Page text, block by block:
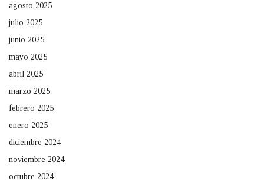
agosto 2025
julio 2025
junio 2025
mayo 2025
abril 2025
marzo 2025
febrero 2025
enero 2025
diciembre 2024
noviembre 2024
octubre 2024